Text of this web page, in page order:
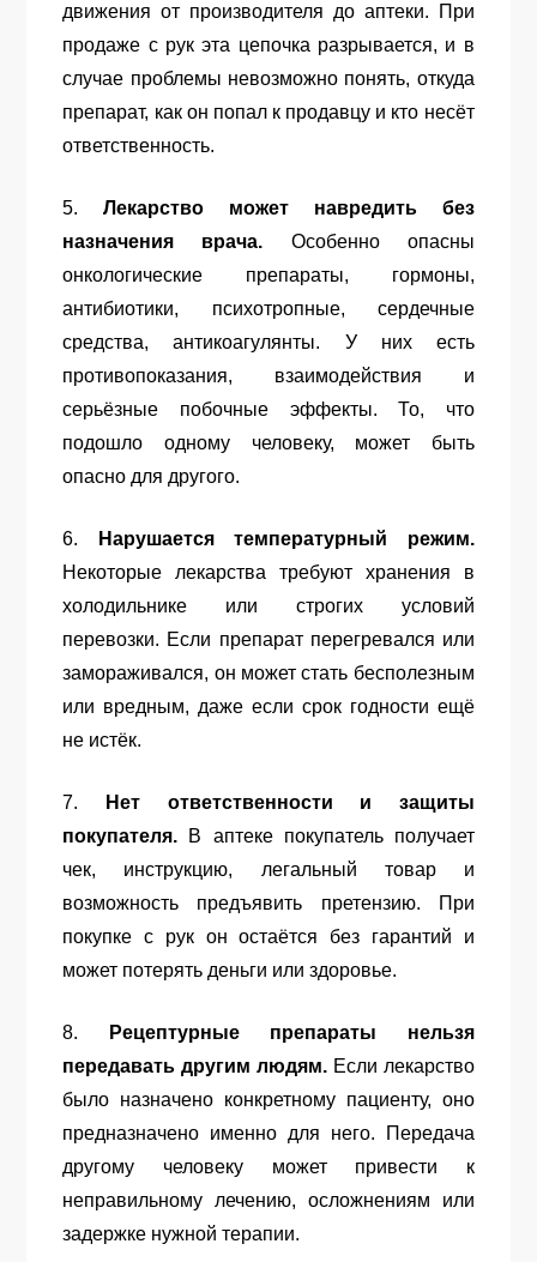
движения от производителя до аптеки. При
продаже с рук эта цепочка разрывается, и в
случае проблемы невозможно понять, откуда
препарат, как он попал к продавцу и кто несёт
ответственность.
5.Лекарство может навредить без
назначения врача. Особенно опасны
онкологические препараты, гормоны,
антибиотики, психотропные, сердечные
средства, антикоагулянты. У них есть
противопоказания, взаимодействия и
серьёзные побочные эффекты. То, что
подошло одному человеку, может быть
опасно для другого.
6.
Нарушается температурный режим.
Некоторые лекарства требуют хранения в
холодильнике или строгих условий
перевозки. Если препарат перегревался или
замораживался, он может стать бесполезным
или вредным, даже если срок годности ещё
не истёк.
7.
Нет ответственности и защиты
покупателя. В аптеке покупатель получает
чек, инструкцию, легальный товар и
возможность предъявить претензию. При
покупке с рук он остаётся без гарантий и
может потерять деньги или здоровье.
8.
Рецептурные препараты нельзя
передавать другим людям. Если лекарство
было назначено конкретному пациенту, оно
предназначено именно для него. Передача
другому человеку может привести к
неправильному лечению, осложнениям или
задержке нужной терапии.